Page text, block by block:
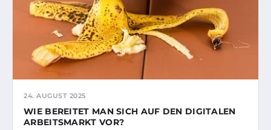
24. AUGUST 2025
WIE BEREITET MAN SICH AUF DEN DIGITALEN
ARBEITSMARKT VOR?